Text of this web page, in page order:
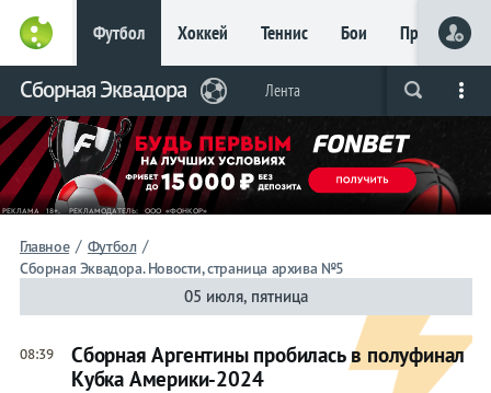
Футбол Хоккей Теннис Бои Прочие
Live Вся лента Прогнозы Букмекеры
Сборная Эквадора Лента
Главное / Футбол /
Сборная Эквадора. Новости, страница архива №5
05 июля, пятница
08:39
Сборная Аргентины пробилась в полуфинал
Кубка Америки-2024
Главное
Фрибет
до 15
000 ₽
Новым
игрокам, без
условий
Футбол
Эквадора